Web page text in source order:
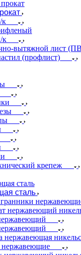
к
к
вытяжной лист
(профлист)
крепеж
сталь
нержавеющий
нержавеющая